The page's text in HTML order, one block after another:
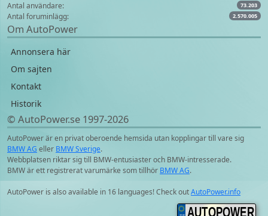
Antal användare: 73.203
Antal foruminlägg: 2.570.005
Om AutoPower
Annonsera här
Om sajten
Kontakt
Historik
© AutoPower.se 1997‑2026
AutoPower är en privat oberoende hemsida utan kopplingar till vare sig
BMW AG eller BMW Sverige.
Webbplatsen riktar sig till BMW-entusiaster och BMW-intresserade.
BMW är ett registrerat varumärke som tillhör BMW AG.
AutoPower is also available in 16 languages! Check outAutoPower.info
AUTOPOWER